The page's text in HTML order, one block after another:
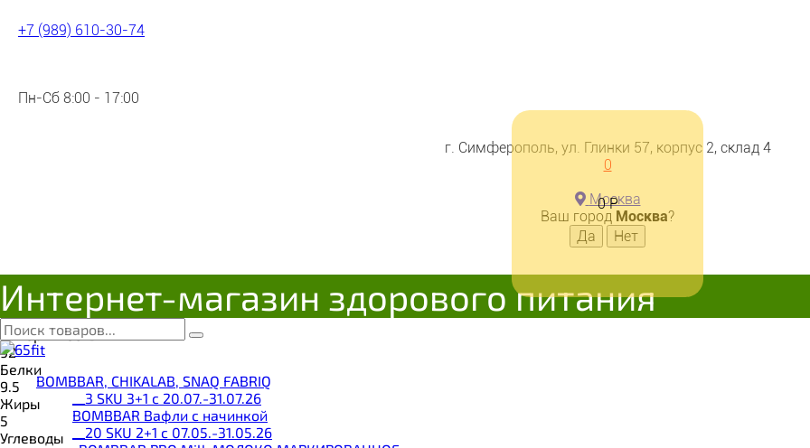
+7 (989) 610-30-74
Пн-Сб 8:00 - 17:00
г. Симферополь, ул. Глинки 57, корпус 2, склад 4
0
0Р
Москва
Ваш город Москва?
Интернет-магазин здорового питания
BOMBBAR, CHIKALAB, SNAQ FABRIQ
__3 SKU 3+1 с 20.07.-31.07.26
BOMBBAR Вафли с начинкой
__20 SKU 2+1 с 07.05.-31.05.26
Эко Крым, Детка! Соевый паштет Тофу По-Гречески
Цена:
В корзину
Бренд
Эко Крым, детка!
Калорийность
92
Белки
9.5
Жиры
5
Углеводы